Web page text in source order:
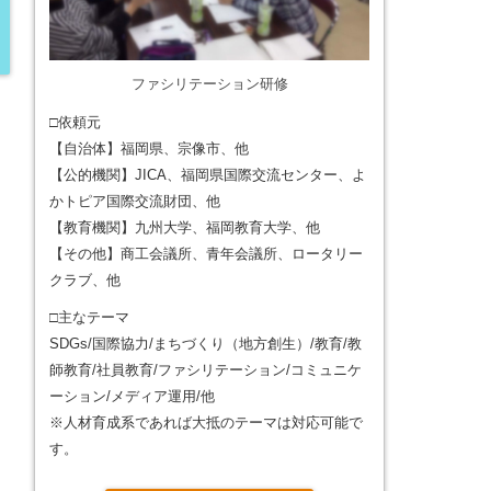
ファシリテーション研修
□依頼元
【自治体】福岡県、宗像市、他
【公的機関】JICA、福岡県国際交流センター、よ
かトピア国際交流財団、他
【教育機関】九州大学、福岡教育大学、他
【その他】商工会議所、青年会議所、ロータリー
クラブ、他
□主なテーマ
SDGs/国際協力/まちづくり（地方創生）/教育/教
師教育/社員教育/ファシリテーション/コミュニケ
ーション/メディア運用/他
※人材育成系であれば大抵のテーマは対応可能で
す。